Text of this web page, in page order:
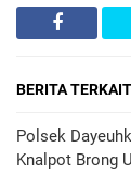
BERITA TERKAIT
Polsek
Knalpot Brong